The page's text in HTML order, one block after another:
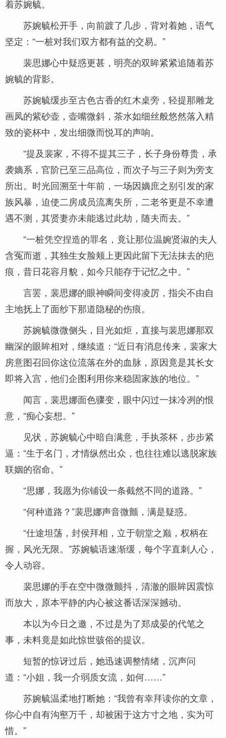
着苏婉毓。
苏婉毓松开手，向前踱了几步，背对着她，语气
坚定：“一桩对我们双方都有益的交易。”
裴思娜心中疑惑更甚，明亮的双眸紧紧追随着苏
婉毓的背影。
苏婉毓缓步至古色古香的红木桌旁，轻提那雕龙
画凤的紫砂壶，壶嘴微斜，茶水如细丝般悠然落入精
致的瓷杯中，发出细微而悦耳的声响。
“提及裴家，不得不提其三子，长子身份尊贵，承
袭嫡系，官阶已至三品高位，而次子与三子则为旁支
所出。时光回溯至十年前，一场因嫡庶之别引发的家
族风暴，迫使二房成员流离失所，二老爷更是不幸遭
遇不测，其贤妻亦未能逃过此劫，随夫而去。”
“一桩凭空捏造的罪名，竟让那位温婉贤淑的夫人
含冤而逝，其独生女脸颊上更因此留下无法抹去的疤
痕，昔日花容月貌，如今只能存于记忆之中。”
言罢，裴思娜的眼神瞬间变得凌厉，指尖不由自
主地抚上了面纱下那道隐秘的伤痕。
苏婉毓微微侧头，目光如炬，直接与裴思娜那双
幽深的眼眸相对，继续道：“近日有消息传来，裴家大
房意图召回你这位流落在外的血脉，原因竟是其长女
即将入宫，他们企图利用你来稳固家族的地位。”
闻言，裴思娜面色骤变，眼中闪过一抹冷冽的恨
意，“痴心妄想。”
见状，苏婉毓心中暗自满意，手执茶杯，步步紧
逼：“生于名门，才情纵然出众，也往往难以逃脱家族
联姻的宿命。”
“思娜，我愿为你铺设一条截然不同的道路。”
“何种道路？”裴思娜声音微颤，满是疑惑。
“仕途坦荡，封侯拜相，立于朝堂之巅，权柄在
握，风光无限。”苏婉毓语速渐缓，每个字直刺人心，
令人动容。
裴思娜的手在空中微微颤抖，清澈的眼眸因震惊
而放大，原本平静的内心被这番话深深撼动。
本以为今日之邀，不过是为了郑成晏的代笔之
事，未料竟是如此惊世骇俗的提议。
短暂的惊讶过后，她迅速调整情绪，沉声问
道：“小姐，我一介弱质女流，如何……”
苏婉毓温柔地打断她：“我曾有幸拜读你的文章，
你心中自有沟壑万千，却被困于这方寸之地，实为可
惜。”